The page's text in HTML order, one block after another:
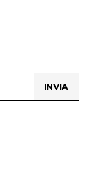
INVIA